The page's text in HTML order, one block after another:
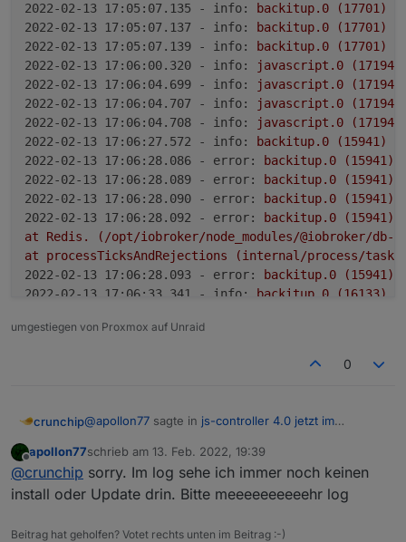
2022-02-13 17:05:07.135 - info:
backitup.0 (17701)
2022-02-13 17:05:07.137 - info:
backitup.0 (17701)
2022-02-13 17:05:07.139 - info:
backitup.0 (17701)
2022-02-13 17:06:00.320 - info:
javascript.0
(17194)
2022-02-13 17:06:04.699 - info:
javascript.0
(17194)
2022-02-13 17:06:04.707 - info:
javascript.0
(17194)
2022-02-13 17:06:04.708 - info:
javascript.0
(17194)
2022-02-13 17:06:27.572 - info:
backitup.0 (15941)
2022-02-13 17:06:28.086 - error:
backitup.0 (15941)
2022-02-13 17:06:28.089 - error:
backitup.0 (15941)
2022-02-13 17:06:28.090 - error:
backitup.0 (15941)
2022-02-13 17:06:28.092 - error:
backitup.0 (15941)
at
Redis.
(/opt/iobroker/node_modules/@iobroker/
at
processTicksAndRejections
(internal/process/
2022-02-13 17:06:28.093 - error:
backitup.0 (15941)
2022-02-13 17:06:33.341 - info:
backitup.0 (16133)
2022-02-13 17:08:00.508 - info:
umgestiegen von Proxmox auf Unraid
0
crunchip@apollon77 sagte in js-controller 4.0 jetzt im
Am besten auch log vom Update selbst
das war das log vom Adapter update, hatte nur die
apollon77schrieb am 13. Feb. 2022, 19:39
zuletzt editiert von
@crunchip sorry. Im log sehe ich immer noch keinen
install oder Update drin. Bitte meeeeeeeeeehr log
Beitrag hat geholfen? Votet rechts unten im Beitrag :-)